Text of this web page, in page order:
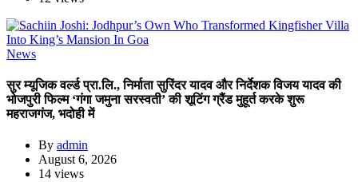
News
सुर म्यूजिक वर्ल्ड प्रा.लि., निर्माता सुरिंदर यादव और निर्देशक विजय यादव की
भोजपुरी फिल्म ‘गंगा जमुना सरस्वती’ की शूटिंग ग्रैंड मुहूर्त करके शुरू
महराजगंज, भदोही में
By admin
August 6, 2026
14 views